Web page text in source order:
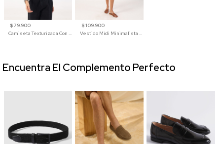
$ 79.900
Camiseta Texturizada Con Cuello En V Para Mujer
$ 109.900
Vestido Midi Minimalista De Silueta Amplia
Encuentra El Complemento Perfecto